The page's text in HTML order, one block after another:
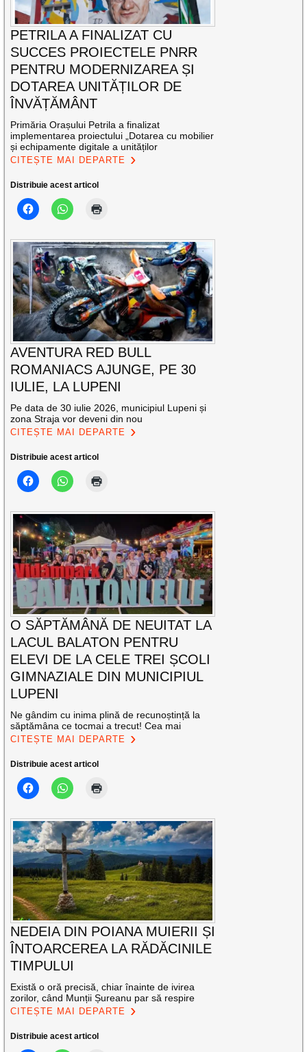
PETRILA A FINALIZAT CU
SUCCES PROIECTELE PNRR
PENTRU MODERNIZAREA ȘI
DOTAREA UNITĂȚILOR DE
ÎNVĂȚĂMÂNT
Primăria Orașului Petrila a finalizat
implementarea proiectului „Dotarea cu mobilier
și echipamente digitale a unităților
CITEȘTE MAI DEPARTE
Distribuie acest articol
AVENTURA RED BULL
ROMANIACS AJUNGE, PE 30
IULIE, LA LUPENI
Pe data de 30 iulie 2026, municipiul Lupeni și
zona Straja vor deveni din nou
CITEȘTE MAI DEPARTE
Distribuie acest articol
O SĂPTĂMÂNĂ DE NEUITAT LA
LACUL BALATON PENTRU
ELEVI DE LA CELE TREI ȘCOLI
GIMNAZIALE DIN MUNICIPIUL
LUPENI
Ne gândim cu inima plină de recunoștință la
săptămâna ce tocmai a trecut! Cea mai
CITEȘTE MAI DEPARTE
Distribuie acest articol
NEDEIA DIN POIANA MUIERII ȘI
ÎNTOARCEREA LA RĂDĂCINILE
TIMPULUI
Există o oră precisă, chiar înainte de ivirea
zorilor, când Munții Șureanu par să respire
CITEȘTE MAI DEPARTE
Distribuie acest articol